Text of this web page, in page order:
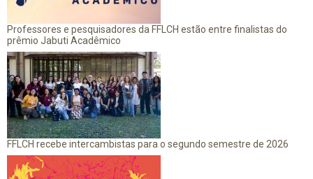
Professores e pesquisadores da FFLCH estão entre finalistas do
prêmio Jabuti Acadêmico
FFLCH recebe intercambistas para o segundo semestre de 2026